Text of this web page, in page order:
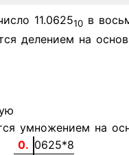
11.062510 в
делением на
умножением на
0. 0625*8